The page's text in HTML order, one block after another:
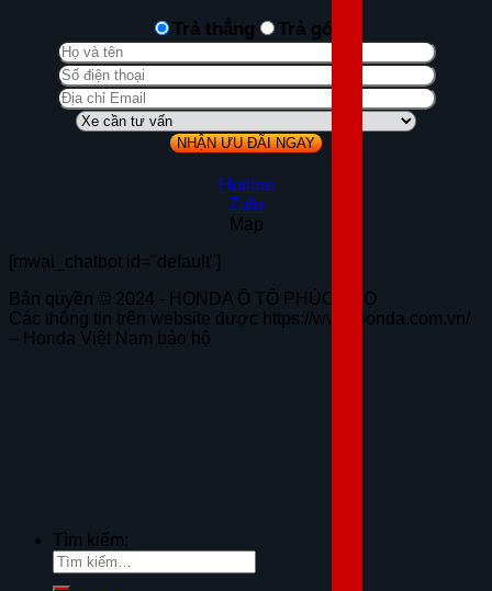
Trả thẳng Trả góp
Hotline
Zalo
Map
[mwai_chatbot id="default"]
Bản quyền © 2024 - HONDA Ô TÔ PHÚC THỌ
Các thông tin trên website được https://www.honda.com.vn/
– Honda Việt Nam bảo hộ
Tìm kiếm: